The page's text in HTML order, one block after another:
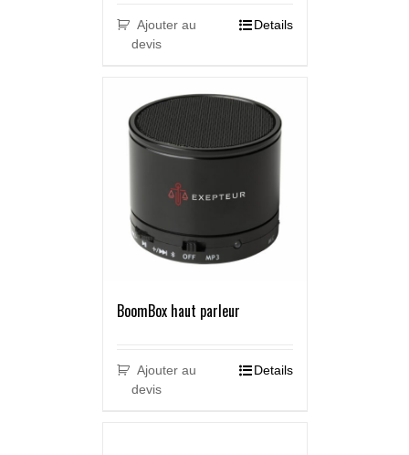
Ajouter au
devis
Details
BoomBox haut parleur
Ajouter au
devis
Details